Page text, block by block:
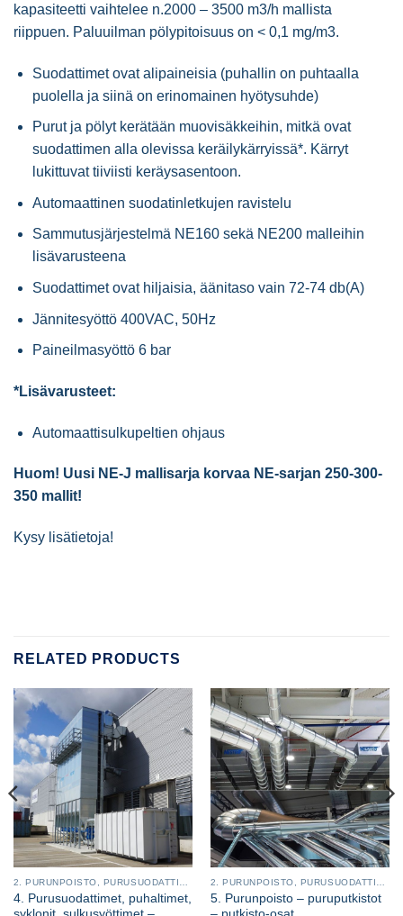
kapasiteetti vaihtelee n.2000 – 3500 m3/h mallista
riippuen. Paluuilman pölypitoisuus on < 0,1 mg/m3.
Suodattimet ovat alipaineisia (puhallin on puhtaalla
puolella ja siinä on erinomainen hyötysuhde)
Purut ja pölyt kerätään muovisäkkeihin, mitkä ovat
suodattimen alla olevissa keräilykärryissä*. Kärryt
lukittuvat tiiviisti keräysasentoon.
Automaattinen suodatinletkujen ravistelu
Sammutusjärjestelmä NE160 sekä NE200 malleihin
lisävarusteena
Suodattimet ovat hiljaisia, äänitaso vain 72-74 db(A)
Jännitesyöttö 400VAC, 50Hz
Paineilmasyöttö 6 bar
*Lisävarusteet:
Automaattisulkupeltien ohjaus
Huom! Uusi NE-J mallisarja korvaa NE-sarjan 250-300-
350 mallit!
Kysy lisätietoja!
RELATED PRODUCTS
4. Purusuodattimet, puhaltimet,
5. Purunpoisto – puruputkistot